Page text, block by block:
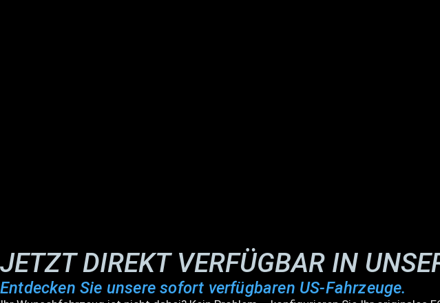
JETZT DIREKT VERFÜGBAR IN
Entdecken Sie unsere sofort verfügbaren US-Fahrzeuge.